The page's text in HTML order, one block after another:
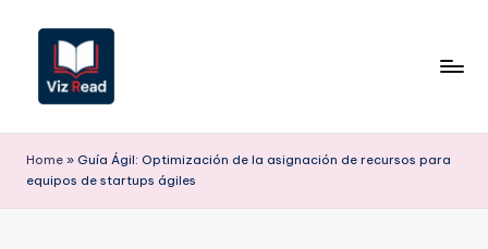
contenido
iz
R
Home » Guía Ágil: Optimización de la asignación de recursos para
equipos de startups ágiles